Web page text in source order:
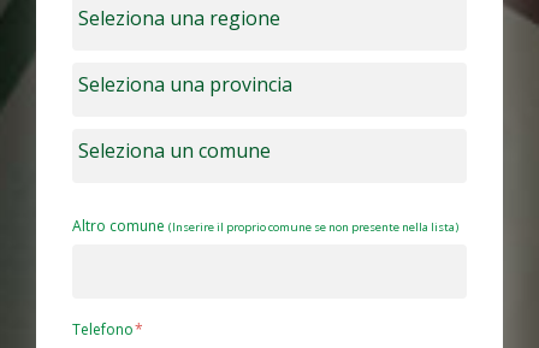
Altro comune (Inserire il proprio comune se non presente nella lista)
Telefono